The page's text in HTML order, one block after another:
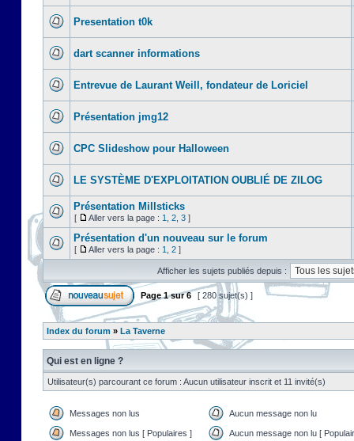
Presentation t0k
dart scanner informations
Entrevue de Laurant Weill, fondateur de Loriciel
Présentation jmg12
CPC Slideshow pour Halloween
LE SYSTÈME D'EXPLOITATION OUBLIÉ DE ZILOG
Présentation Millsticks
[ Aller vers la page : 1 2 3 ]
Présentation d'un nouveau sur le forum
[ Aller vers la page : 1 2 ]
Afficher les sujets publiés depuis :
Page1sur6 [ 280 sujet(s) ]
Index du forum » La Taverne
Qui est en ligne ?
Utilisateur(s) parcourant ce forum : Aucun utilisateur inscrit et 11 invité(s)
Messages non lus Aucun message non lu
Messages non lus [ Populaires ] Aucun message non lu [